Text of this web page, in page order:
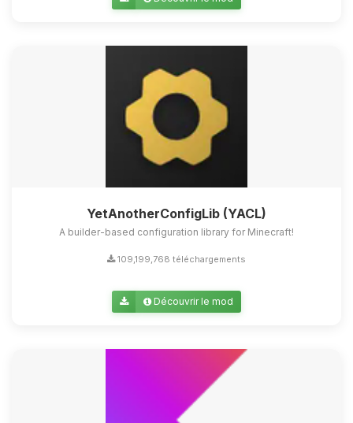
YetAnotherConfigLib (YACL)
A builder-based configuration library for Minecraft!
109,199,768 téléchargements
Découvrir le mod
Youpi, enfin quelqu’un pour me
parler ! Moi c’est Choupy, ton petit
assistant BoxToPlay. Dis-moi ce dont
tu as besoin et je vais remuer mes
petits circuits pour t’aider.
06/08/2026 à 08:27